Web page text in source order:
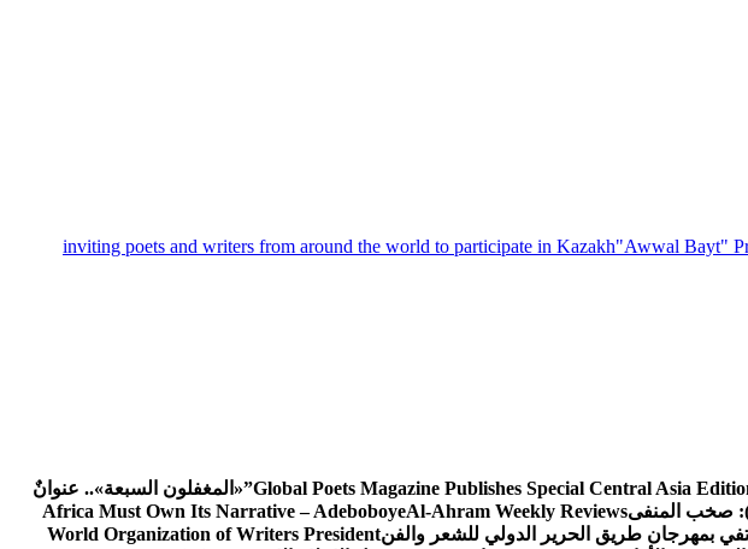
"Awwal Bayt"
Global Poets Magazine Publishes Special Central Asia «المغفلون السبعة».. عنوانٌ
صخب المنفى Africa Must Own Its Narrative – AdeboboyeAl-Ahram Weekly Reviews
بمهرجان طريق الحرير الدولي للشعر والفنWorld Organization of Writers President